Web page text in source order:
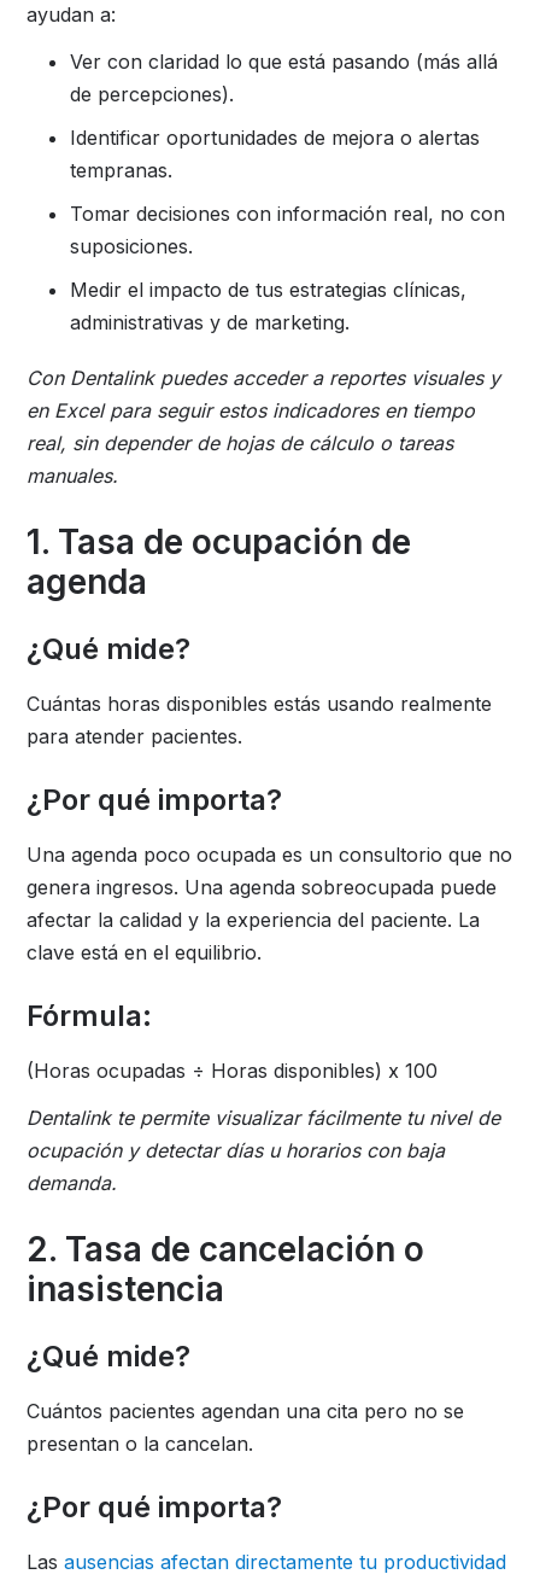
ayudan a:
Ver con claridad lo que está pasando (más allá
de percepciones).
Identificar oportunidades de mejora o alertas
tempranas.
Tomar decisiones con información real, no con
suposiciones.
Medir el impacto de tus estrategias clínicas,
administrativas y de marketing.
Con Dentalink puedes acceder a reportes visuales y
en Excel para seguir estos indicadores en tiempo
real, sin depender de hojas de cálculo o tareas
manuales.
1. Tasa de ocupación de
agenda
¿Qué mide?
Cuántas horas disponibles estás usando realmente
para atender pacientes.
¿Por qué importa?
Una agenda poco ocupada es un consultorio que no
genera ingresos. Una agenda sobreocupada puede
afectar la calidad y la experiencia del paciente. La
clave está en el equilibrio.
Fórmula:
(Horas ocupadas ÷ Horas disponibles) x 100
Dentalink te permite visualizar fácilmente tu nivel de
ocupación y detectar días u horarios con baja
demanda.
2. Tasa de cancelación o
inasistencia
¿Qué mide?
Cuántos pacientes agendan una cita pero no se
presentan o la cancelan.
¿Por qué importa?
Lasausencias afectan directamente tu productividad